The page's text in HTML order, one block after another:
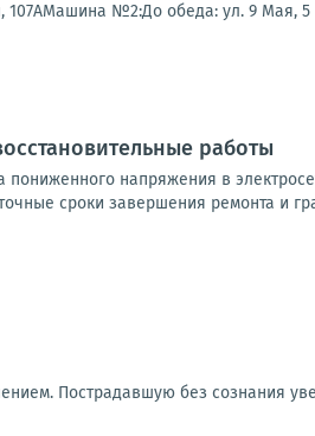
107АМашина №2:До обеда: ул. 9 Мая, 5
работы
напряжения в
сроки завершения ремонта и
Пострадавшую без сознания